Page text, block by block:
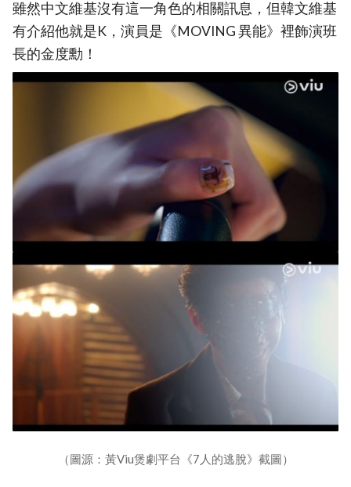
雖然中文維基沒有這一角色的相關訊息，但韓文維基
有介紹他就是K，演員是《MOVING 異能》裡飾演班
長的金度勳！
（圖源：黃Viu煲劇平台《7人的逃脫》截圖）